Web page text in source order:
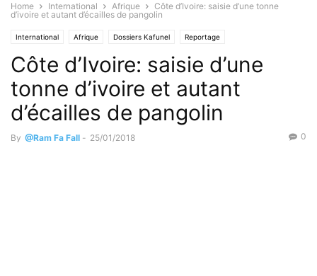
Home International Afrique
Côte d’Ivoire: saisie d’une tonne
d’ivoire et autant d’écailles de pangolin
International Afrique Dossiers Kafunel Reportage
Côte d’Ivoire: saisie d’une
tonne d’ivoire et autant
d’écailles de pangolin
By @Ram Fa Fall - 25/01/2018 0